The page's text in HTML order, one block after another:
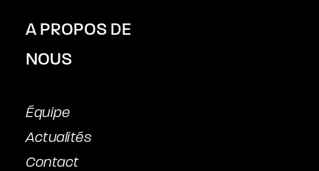
A PROPOS DE
NOUS
Équipe
Actualités
Contact